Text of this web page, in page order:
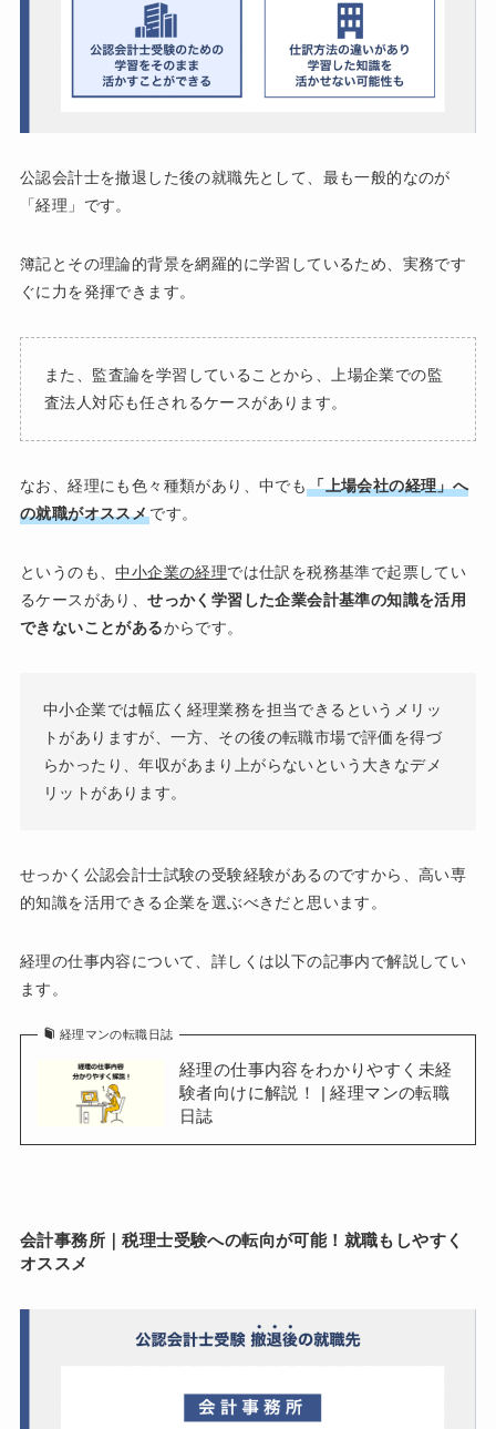
公認会計士を撤退した後の就職先として、最も一般的なのが
「経理」です。
簿記とその理論的背景を網羅的に学習しているため、実務です
ぐに力を発揮できます。
また、監査論を学習していることから、上場企業での監
査法人対応も任されるケースがあります。
なお、経理にも色々種類があり、中でも「上場会社の経理」へ
の就職がオススメです。
というのも、中小企業の経理では仕訳を税務基準で起票してい
るケースがあり、せっかく学習した企業会計基準の知識を活用
できないことがあるからです。
中小企業では幅広く経理業務を担当できるというメリッ
トがありますが、一方、その後の転職市場で評価を得づ
らかったり、年収があまり上がらないという大きなデメ
リットがあります。
せっかく公認会計士試験の受験経験があるのですから、高い専
的知識を活用できる企業を選ぶべきだと思います。
経理の仕事内容について、詳しくは以下の記事内で解説してい
ます。
経理マンの転職日誌
経理の仕事内容をわかりやすく未経
験者向けに解説！ | 経理マンの転職
日誌
会計事務所｜税理士受験への転向が可能！就職もしやすく
オススメ